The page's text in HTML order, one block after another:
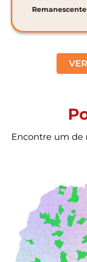
Encontre um de